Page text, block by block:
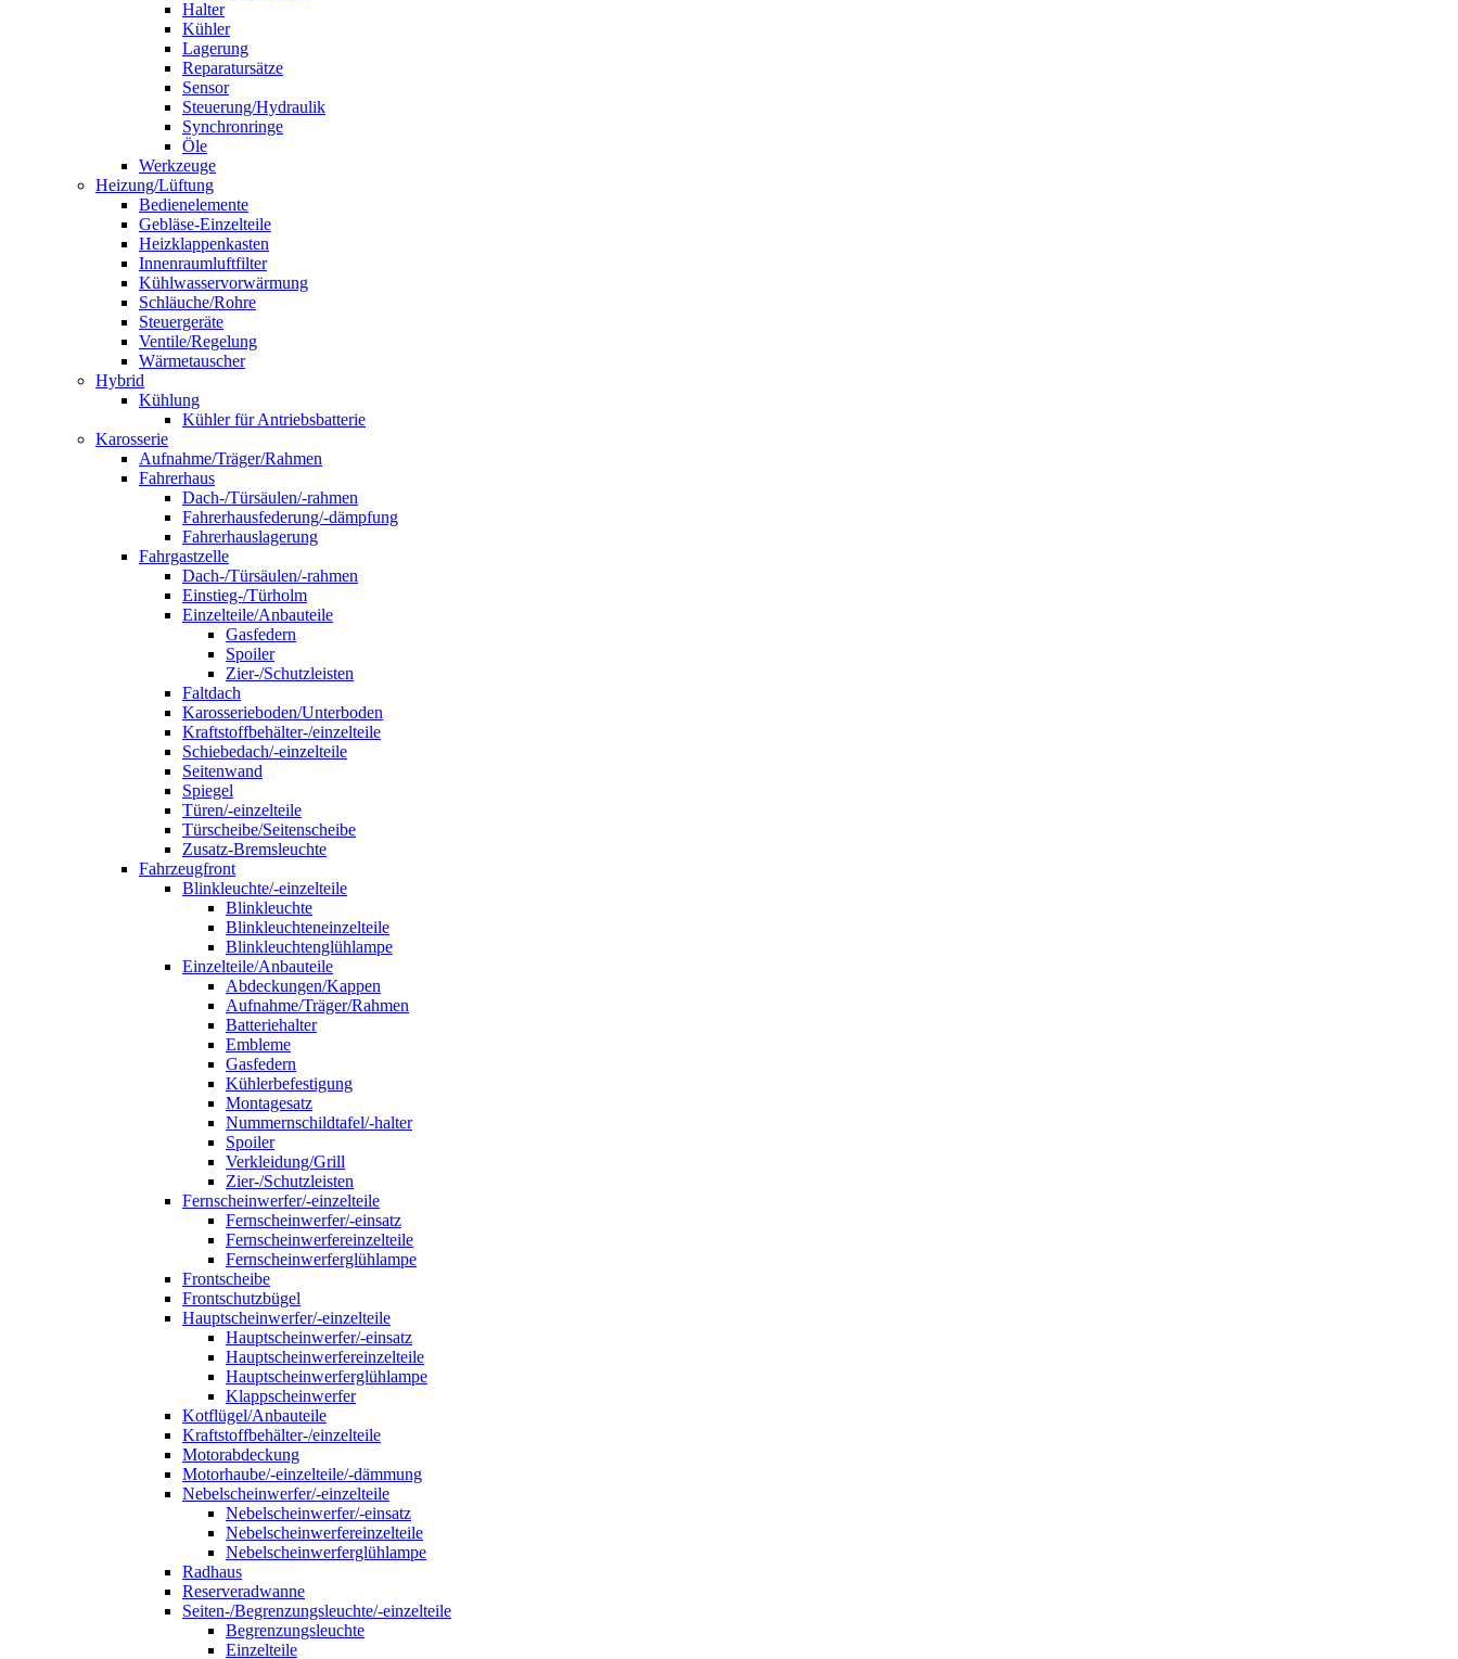
Halter
Kühler
Lagerung
Reparatursätze
Sensor
Steuerung/Hydraulik
Synchronringe
Öle
Werkzeuge
Heizung/Lüftung
Bedienelemente
Gebläse-Einzelteile
Heizklappenkasten
Innenraumluftfilter
Kühlwasservorwärmung
Schläuche/Rohre
Steuergeräte
Ventile/Regelung
Wärmetauscher
Hybrid
Kühlung
Kühler für Antriebsbatterie
Karosserie
Aufnahme/Träger/Rahmen
Fahrerhaus
Dach-/Türsäulen/-rahmen
Fahrerhausfederung/-dämpfung
Fahrerhauslagerung
Fahrgastzelle
Dach-/Türsäulen/-rahmen
Einstieg-/Türholm
Einzelteile/Anbauteile
Gasfedern
Spoiler
Zier-/Schutzleisten
Faltdach
Karosserieboden/Unterboden
Kraftstoffbehälter-/einzelteile
Schiebedach/-einzelteile
Seitenwand
Spiegel
Türen/-einzelteile
Türscheibe/Seitenscheibe
Zusatz-Bremsleuchte
Fahrzeugfront
Blinkleuchte/-einzelteile
Blinkleuchte
Blinkleuchteneinzelteile
Blinkleuchtenglühlampe
Einzelteile/Anbauteile
Abdeckungen/Kappen
Aufnahme/Träger/Rahmen
Batteriehalter
Embleme
Gasfedern
Kühlerbefestigung
Montagesatz
Nummernschildtafel/-halter
Spoiler
Verkleidung/Grill
Zier-/Schutzleisten
Fernscheinwerfer/-einzelteile
Fernscheinwerfer/-einsatz
Fernscheinwerfereinzelteile
Fernscheinwerferglühlampe
Frontscheibe
Frontschutzbügel
Hauptscheinwerfer/-einzelteile
Hauptscheinwerfer/-einsatz
Hauptscheinwerfereinzelteile
Hauptscheinwerferglühlampe
Klappscheinwerfer
Kotflügel/Anbauteile
Kraftstoffbehälter-/einzelteile
Motorabdeckung
Motorhaube/-einzelteile/-dämmung
Nebelscheinwerfer/-einzelteile
Nebelscheinwerfer/-einsatz
Nebelscheinwerfereinzelteile
Nebelscheinwerferglühlampe
Radhaus
Reserveradwanne
Seiten-/Begrenzungsleuchte/-einzelteile
Begrenzungsleuchte
Einzelteile